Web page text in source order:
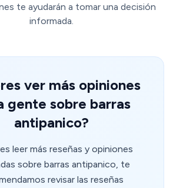
te ayudarán a tomar una decisión
informada.
ver más opiniones
gente sobre barras
antipanico?
leer más reseñas y opiniones
sobre barras antipanico, te
revisar las reseñas